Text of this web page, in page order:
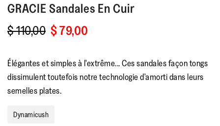
GRACIE Sandales En Cuir
$ 110,00 $ 79,00
Élégantes et simples à l'extrême... Ces sandales façon tongs
dissimulent toutefois notre technologie d'amorti dans leurs
semelles plates.
Dynamicush